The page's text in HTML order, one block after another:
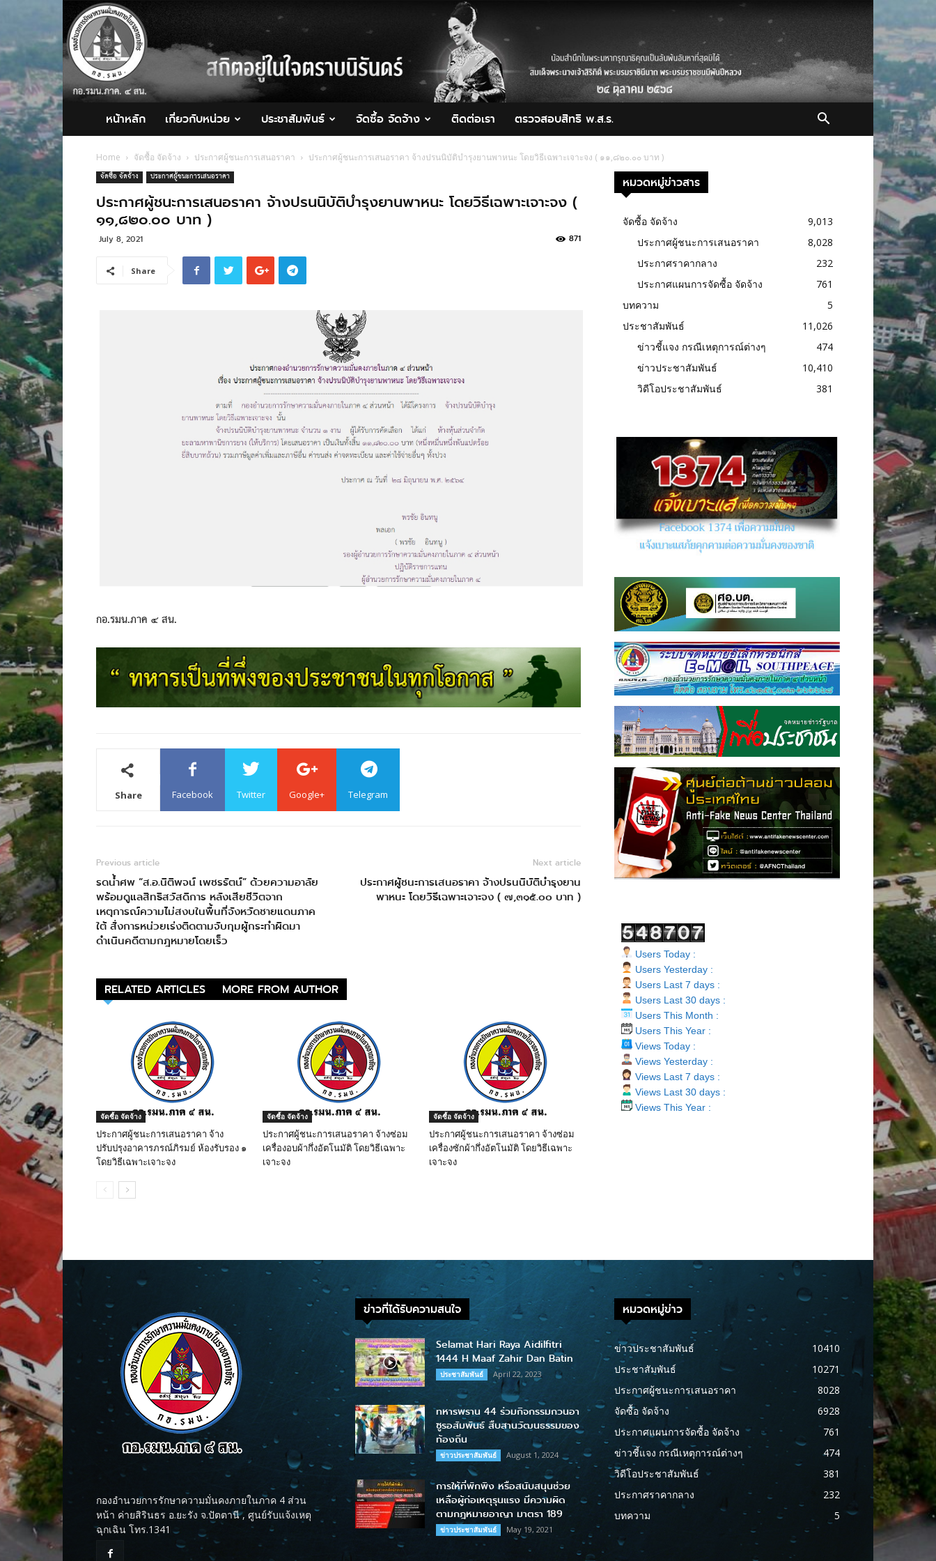
กอ.รมน.ภาค
4
สน.
หน้าหลัก เกี่ยวกับหน่วย ประชาสัมพันธ์ จัดซื้อ จัดจ้าง ติดต่อเรา ตรวจสอบสิทธิ พ.ส.ร.
Home จัดซื้อ จัดจ้าง ประกาศผู้ชนะการเสนอราคา ประกาศผู้ชนะการเสนอราคา จ้างปรนนิบัติบำรุงยานพาหนะ โดยวิธีเฉพาะเจาะจง ( ๑๑,๘๒๐.๐๐ บาท )
จัดซื้อ จัดจ้าง ประกาศผู้ชนะการเสนอราคา
ประกาศผู้ชนะการเสนอราคา จ้างปรนนิบัติบำรุงยานพาหนะ โดยวิธีเฉพาะเจาะจง (
๑๑,๘๒๐.๐๐ บาท )
July 8, 2021 871
Share
กอ.รมน.ภาค ๔ สน.
Share Facebook Twitter Google+ Telegram
Previous article
รดน้ำศพ “ส.อ.นิติพจน์ เพชรรัตน์” ด้วยความอาลัย
พร้อมดูแลสิทธิสวัสดิการ หลังเสียชีวิตจาก
เหตุการณ์ความไม่สงบในพื้นที่จังหวัดชายแดนภาค
ใต้ สั่งการหน่วยเร่งติดตามจับกุมผู้กระทำผิดมา
ดำเนินคดีตามกฎหมายโดยเร็ว
Next article
ประกาศผู้ชนะการเสนอราคา จ้างปรนนิบัติบำรุงยาน
พาหนะ โดยวิธีเฉพาะเจาะจง ( ๗,๓๑๕.๐๐ บาท )
RELATED ARTICLES MORE FROM AUTHOR
จัดซื้อ จัดจ้าง
ประกาศผู้ชนะการเสนอราคา จ้าง
ปรับปรุงอาคารภรณ์ภิรมย์ ห้องรับรอง ๑
โดยวิธีเฉพาะเจาะจง
จัดซื้อ จัดจ้าง
ประกาศผู้ชนะการเสนอราคา จ้างซ่อม
เครื่องอบผ้ากึ่งอัตโนมัติ โดยวิธีเฉพาะ
เจาะจง
จัดซื้อ จัดจ้าง
ประกาศผู้ชนะการเสนอราคา จ้างซ่อม
เครื่องซักผ้ากึ่งอัตโนมัติ โดยวิธีเฉพาะ
เจาะจง
หมวดหมู่ข่าวสาร
จัดซื้อ จัดจ้าง
9,013
ประกาศผู้ชนะการเสนอราคา
8,028
ประกาศราคากลาง
232
ประกาศแผนการจัดซื้อ จัดจ้าง
761
บทความ
5
ประชาสัมพันธ์
11,026
ข่าวชี้แจง กรณีเหตุการณ์ต่างๆ
474
ข่าวประชาสัมพันธ์
10,410
วิดีโอประชาสัมพันธ์
381
Users Today :
Users Yesterday :
Users Last 7 days :
Users Last 30 days :
Users This Month :
Users This Year :
Views Today :
Views Yesterday :
Views Last 7 days :
Views Last 30 days :
Views This Year :
กองอำนวยการรักษาความมั่นคงภายในภาค 4 ส่วน
หน้า ค่ายสิรินธร อ.ยะรัง จ.ปัตตานี , ศูนย์รับแจ้งเหตุ
ฉุกเฉิน โทร.1341
ข่าวที่ได้รับความสนใจ
Selamat Hari Raya Aidilfitri
1444 H Maaf Zahir Dan Batin
ประชาสัมพันธ์ April 22, 2023
ทหารพราน 44 ร่วมกิจกรรมกวนอา
ซูรอสัมพันธ์ สืบสานวัฒนธรรมของ
ท้องถิ่น
ข่าวประชาสัมพันธ์ August 1, 2024
การให้ที่พักพิง หรือสนับสนุนช่วย
เหลือผู้ก่อเหตุรุนแรง มีความผิด
ตามกฎหมายอาญา มาตรา 189
ข่าวประชาสัมพันธ์ May 19, 2021
หมวดหมู่ข่าว
ข่าวประชาสัมพันธ์
10410
ประชาสัมพันธ์
10271
ประกาศผู้ชนะการเสนอราคา
8028
จัดซื้อ จัดจ้าง
6928
ประกาศแผนการจัดซื้อ จัดจ้าง
761
ข่าวชี้แจง กรณีเหตุการณ์ต่างๆ
474
วิดีโอประชาสัมพันธ์
381
ประกาศราคากลาง
232
บทความ
5